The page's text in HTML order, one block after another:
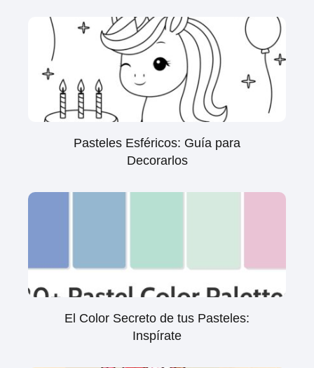
Pasteles Esféricos: Guía para
Decorarlos
El Color Secreto de tus Pasteles:
Inspírate